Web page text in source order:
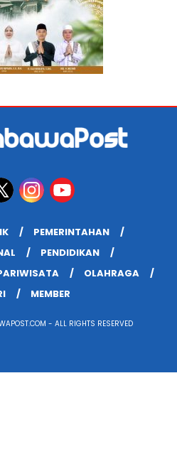
PEMERINTAHAN
PENDIDIKAN
OLAHRAGA
MEMBER
- ALL RIGHTS RESERVED